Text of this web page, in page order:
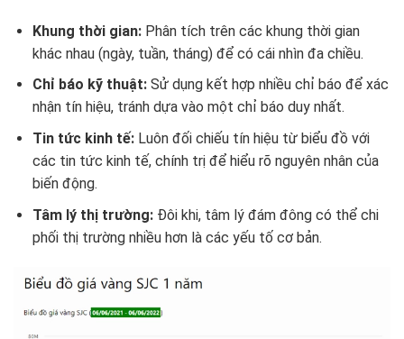
Khung thời gian:Phân tích trên các khung thời gian
khác nhau (ngày, tuần, tháng) để có cái nhìn đa chiều.
Chỉ báo kỹ thuật:Sử dụng kết hợp nhiều chỉ báo để xác
nhận tín hiệu, tránh dựa vào một chỉ báo duy nhất.
Tin tức kinh tế:Luôn đối chiếu tín hiệu từ biểu đồ với
các tin tức kinh tế, chính trị để hiểu rõ nguyên nhân của
biến động.
Tâm lý thị trường:Đôi khi, tâm lý đám đông có thể chi
phối thị trường nhiều hơn là các yếu tố cơ bản.